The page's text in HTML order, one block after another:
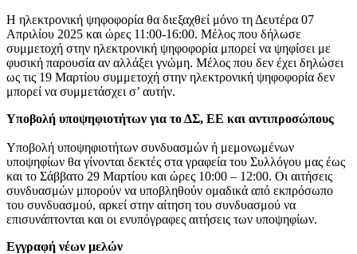
Η ηλεκτρονική ψηφοφορία θα διεξαχθεί μόνο τη Δευτέρα 07
Απριλίου 2025 και ώρες 11:00-16:00. Μέλος που δήλωσε
συμμετοχή στην ηλεκτρονική ψηφοφορία μπορεί να ψηφίσει με
φυσική παρουσία αν αλλάξει γνώμη. Μέλος που δεν έχει δηλώσει
ως τις 19 Μαρτίου συμμετοχή στην ηλεκτρονική ψηφοφορία δεν
μπορεί να συμμετάσχει σ’ αυτήν.
Υποβολή υποψηφιοτήτων για το ΔΣ, ΕΕ και αντιπροσώπους
Υποβολή υποψηφιοτήτων συνδυασμών ή μεμονωμένων
υποψηφίων θα γίνονται δεκτές στα γραφεία του Συλλόγου μας έως
και το Σάββατο 29 Μαρτίου και ώρες 10:00 – 12:00. Οι αιτήσεις
συνδυασμών μπορούν να υποβληθούν ομαδικά από εκπρόσωπο
του συνδυασμού, αρκεί στην αίτηση του συνδυασμού να
επισυνάπτονται και οι ενυπόγραφες αιτήσεις των υποψηφίων.
Εγγραφή νέων μελών